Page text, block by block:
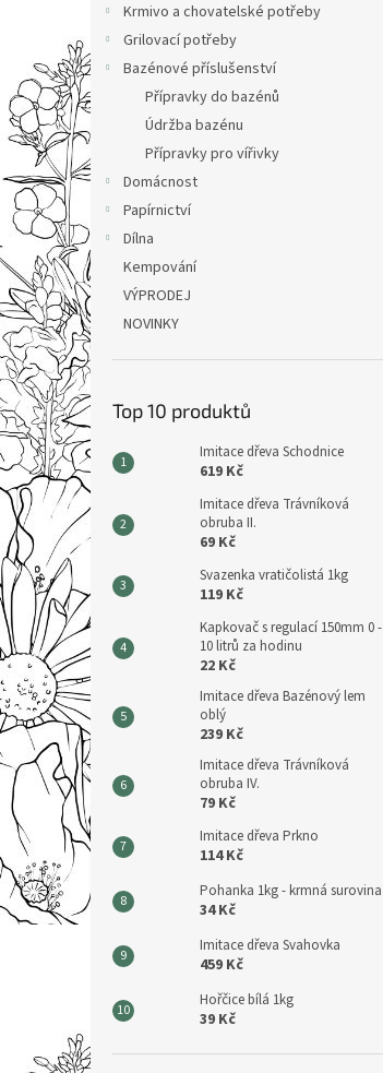
Krmivo a chovatelské potřeby
Grilovací potřeby
Bazénové příslušenství
Přípravky do bazénů
Údržba bazénu
Přípravky pro vířivky
Domácnost
Papírnictví
Dílna
Kempování
VÝPRODEJ
NOVINKY
Top 10 produktů
Imitace dřeva Schodnice
619 Kč
Imitace dřeva Trávníková
obruba II.
69 Kč
Svazenka vratičolistá 1kg
119 Kč
Kapkovač s regulací 150mm 0 -
10 litrů za hodinu
22 Kč
Imitace dřeva Bazénový lem
oblý
239 Kč
Imitace dřeva Trávníková
obruba IV.
79 Kč
Imitace dřeva Prkno
114 Kč
Pohanka 1kg - krmná surovina
34 Kč
Imitace dřeva Svahovka
459 Kč
Hořčice bílá 1kg
39 Kč